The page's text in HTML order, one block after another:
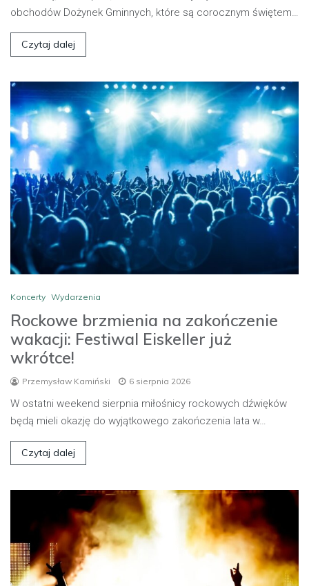
obchodów Dożynek Gminnych, które są corocznym świętem…
Czytaj dalej
Koncerty Wydarzenia
Rockowe brzmienia na zakończenie
wakacji: Festiwal Eiskeller już
wkrótce!
Przemysław Kamiński 6 sierpnia 2026
W ostatni weekend sierpnia miłośnicy rockowych dźwięków
będą mieli okazję do wyjątkowego zakończenia lata w…
Czytaj dalej